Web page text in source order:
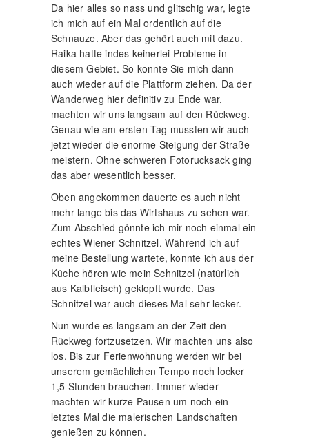
Da hier alles so nass und glitschig war, legte
ich mich auf ein Mal ordentlich auf die
Schnauze. Aber das gehört auch mit dazu.
Raika hatte indes keinerlei Probleme in
diesem Gebiet. So konnte Sie mich dann
auch wieder auf die Plattform ziehen. Da der
Wanderweg hier definitiv zu Ende war,
machten wir uns langsam auf den Rückweg.
Genau wie am ersten Tag mussten wir auch
jetzt wieder die enorme Steigung der Straße
meistern. Ohne schweren Fotorucksack ging
das aber wesentlich besser.
Oben angekommen dauerte es auch nicht
mehr lange bis das Wirtshaus zu sehen war.
Zum Abschied gönnte ich mir noch einmal ein
echtes Wiener Schnitzel. Während ich auf
meine Bestellung wartete, konnte ich aus der
Küche hören wie mein Schnitzel (natürlich
aus Kalbfleisch) geklopft wurde. Das
Schnitzel war auch dieses Mal sehr lecker.
Nun wurde es langsam an der Zeit den
Rückweg fortzusetzen. Wir machten uns also
los. Bis zur Ferienwohnung werden wir bei
unserem gemächlichen Tempo noch locker
1,5 Stunden brauchen. Immer wieder
machten wir kurze Pausen um noch ein
letztes Mal die malerischen Landschaften
genießen zu können.